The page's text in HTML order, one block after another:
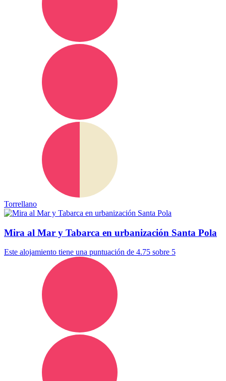
Torrellano
Mira al Mar y Tabarca en urbanización Santa Pola
Este alojamiento tiene una puntuación de 4.75 sobre 5